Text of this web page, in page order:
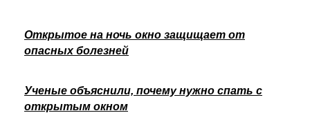
Открытое на ночь окно защищает от
опасных болезней
Ученые объяснили, почему нужно спать с
открытым окном